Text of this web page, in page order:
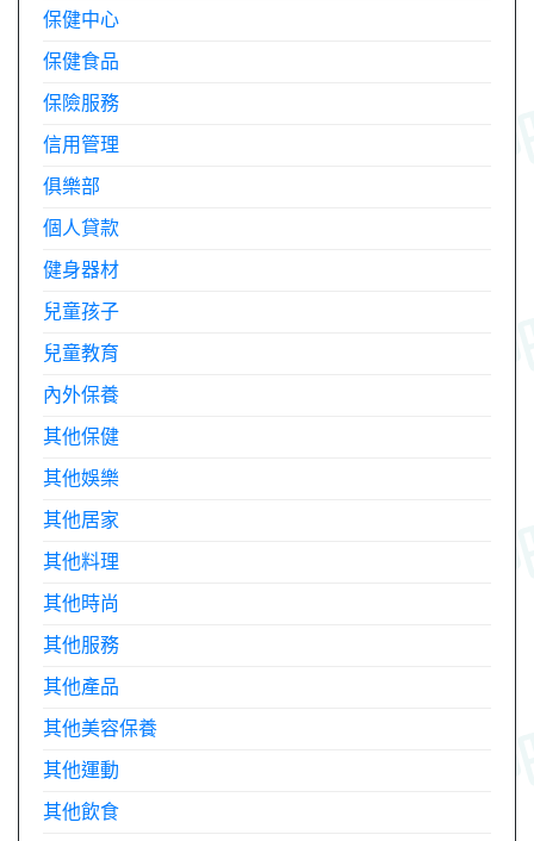
保健中心
保健食品
保險服務
信用管理
俱樂部
個人貸款
健身器材
兒童孩子
兒童教育
內外保養
其他保健
其他娛樂
其他居家
其他料理
其他時尚
其他服務
其他產品
其他美容保養
其他運動
其他飲食